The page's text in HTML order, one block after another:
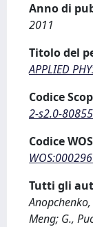
Anno di
2011
Titolo del
APPLIED
Codice
2-s2.0-
Codice
Tutti gli
Meng; G.,